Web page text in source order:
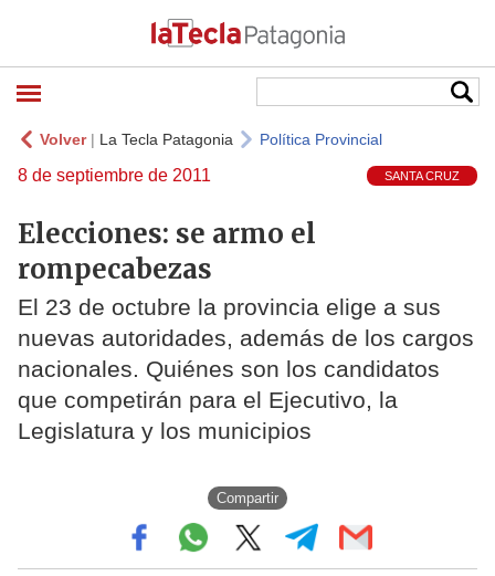
Volver| La Tecla Patagonia Política Provincial
8 de septiembre de 2011 SANTA CRUZ
Elecciones: se armo el
rompecabezas
El 23 de octubre la provincia elige a sus
nuevas autoridades, además de los cargos
nacionales. Quiénes son los candidatos
que competirán para el Ejecutivo, la
Legislatura y los municipios
Compartir